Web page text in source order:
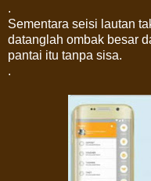
.
Sementara seisi lautan
datanglah ombak besar
pantai itu tanpa sisa.
.